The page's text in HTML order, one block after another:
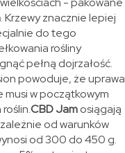
. Krzewy znacznie lepiej
do tego
rośliny
pełną dojrzałość.
powoduje, że uprawa
musi w początkowym
CBD Jamosiągają
od warunków
od 300 do 450 g.